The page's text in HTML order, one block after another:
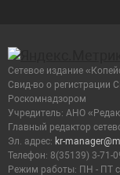
Сетевое издание
Cвид-во о
Роскомнадзором
Учредитель: АНО
Главный редактор
Эл. адрес: kr-
Телефон: 8(35139) 3-71-
Режим работы: ПН - ПТ